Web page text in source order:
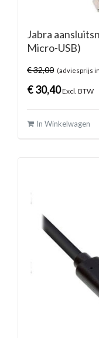
Jabra
Micro-USB)
€32,00 (adviesprijs
€30,40Excl. BTW
In Winkelwagen